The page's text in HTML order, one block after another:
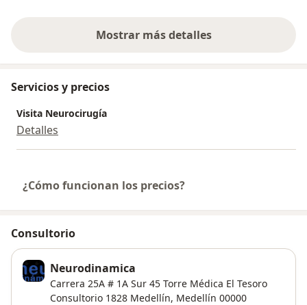
Mostrar más detalles
sobre la experiencia
Servicios y precios
Visita Neurocirugía
Detalles
¿Cómo funcionan los precios?
Consultorio
Neurodinamica
Carrera 25A # 1A Sur 45 Torre Médica El Tesoro
Consultorio 1828 Medellín, Medellín 00000